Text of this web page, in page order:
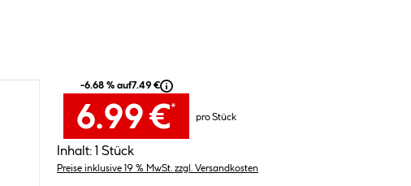
-6.68 % auf7.49 €
6.99 €*
pro Stück
Inhalt: 1 Stück
Preise inklusive 19 % MwSt. zzgl. Versandkosten